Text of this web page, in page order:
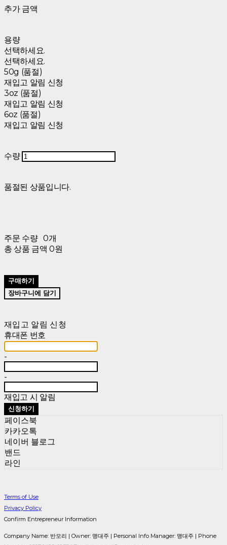
추가 금액
용량
선택하세요.
선택하세요.
50g (품절)
재입고 알림 신청
3oz (품절)
재입고 알림 신청
6oz (품절)
재입고 알림 신청
수량
품절된 상품입니다.
주문 수량 0개
총 상품 금액 0원
구매하기
장바구니에 담기
재입고 알림 신청
휴대폰 번호
-
-
재입고 시 알림
신청하기
페이스북
카카오톡
네이버 블로그
밴드
라인
Terms of Use
Privacy Policy
Confirm Entrepreneur Information
Company Name: 반모리 | Owner: 맹대주 | Personal Info Manager: 맹대주 | Phone